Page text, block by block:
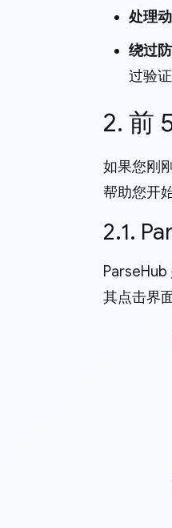
处理
绕过
过验
2. 前
如果您刚
帮助您开
2.1.
其点击界